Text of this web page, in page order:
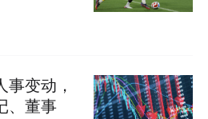
变动，
、董事